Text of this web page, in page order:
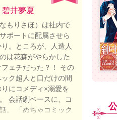
碧井夢夏
もりさほ）は社内で
ポートに配属させら
。ところが、人造人
は花森がやらかした
ェチだった？！ その
ク超人と口だけの間
にコメディ×溺愛を
会話劇ベースに、コ
。 「めちゃコミック